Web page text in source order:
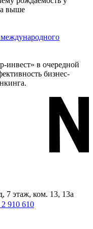
выше
инвест» в очередной
бизнес-
7 этаж, ком. 13, 13а
910 610